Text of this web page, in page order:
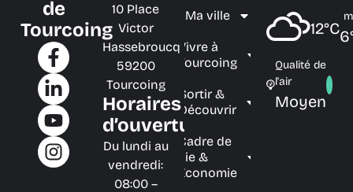
de
Tourcoing
10 Place
Victor
Hassebroucq
59200
Tourcoing
Horaires
d’ouverture
Du lundi au
vendredi:
08:00 –
Ma ville
Vivre à
Tourcoing
Sortir &
Découvrir
Cadre de
vie &
Économie
12°C
Qualité de
l'air
Moyen